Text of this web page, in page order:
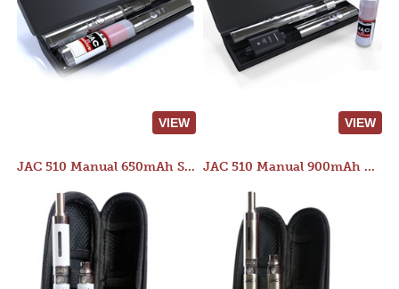
VIEW VIEW
JAC 510 Manual 650mAh Starter Kit JAC 510 Manual 900mAh Starter Kit